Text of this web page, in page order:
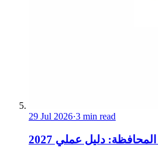
29 Jul 2026·3 min read
دليل عملي 2027